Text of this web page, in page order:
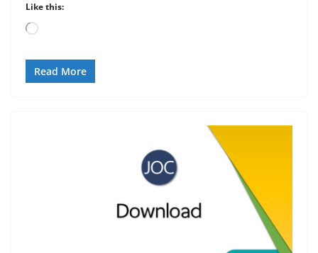
Like this:
Loading…
Read More